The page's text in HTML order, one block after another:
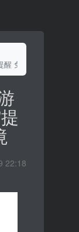
免签≠无条件入境
22:18